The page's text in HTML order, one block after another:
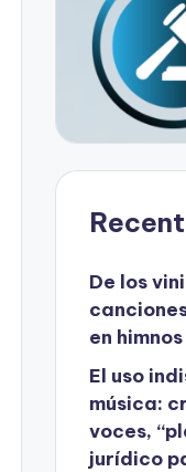
De los
en
El uso
música:
voces,
jurídico